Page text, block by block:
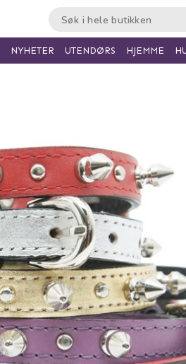
NYHETER UTENDØRS HJEMME